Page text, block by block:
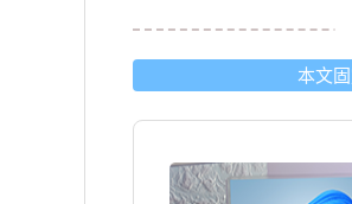
本文固